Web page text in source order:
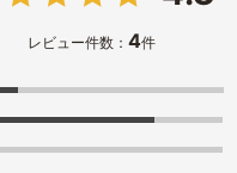
レビュー件数：4件